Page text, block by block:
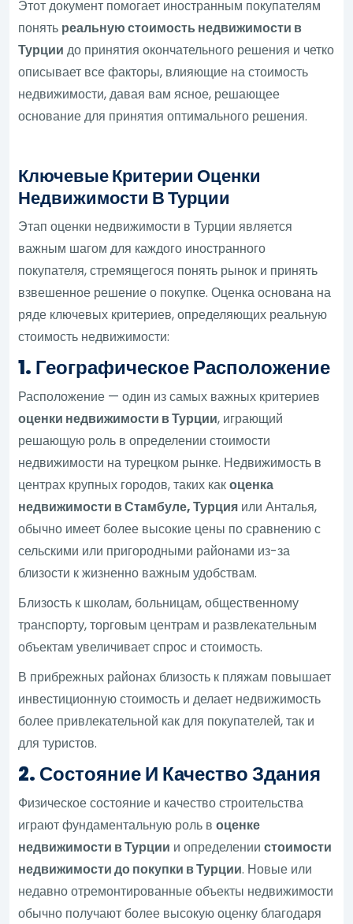
Этот документ помогает иностранным покупателям
понять реальную стоимость недвижимости в
Турции до принятия окончательного решения и четко
описывает все факторы, влияющие на стоимость
недвижимости, давая вам ясное, решающее
основание для принятия оптимального решения.
Ключевые Критерии Оценки
Недвижимости В Турции
Этап оценки недвижимости в Турции является
важным шагом для каждого иностранного
покупателя, стремящегося понять рынок и принять
взвешенное решение о покупке. Оценка основана на
ряде ключевых критериев, определяющих реальную
стоимость недвижимости:
1. Географическое Расположение
Расположение — один из самых важных критериев
оценки недвижимости в Турции, играющий
решающую роль в определении стоимости
недвижимости на турецком рынке. Недвижимость в
центрах крупных городов, таких какоценка
недвижимости в Стамбуле, Турция или Анталья,
обычно имеет более высокие цены по сравнению с
сельскими или пригородными районами из-за
близости к жизненно важным удобствам.
Близость к школам, больницам, общественному
транспорту, торговым центрам и развлекательным
объектам увеличивает спрос и стоимость.
В прибрежных районах близость к пляжам повышает
инвестиционную стоимость и делает недвижимость
более привлекательной как для покупателей, так и
для туристов.
2. Состояние И Качество Здания
Физическое состояние и качество строительства
играют фундаментальную роль воценке
недвижимости в Турции и определениистоимости
недвижимости до покупки в Турции. Новые или
недавно отремонтированные объекты недвижимости
обычно получают более высокую оценку благодаря